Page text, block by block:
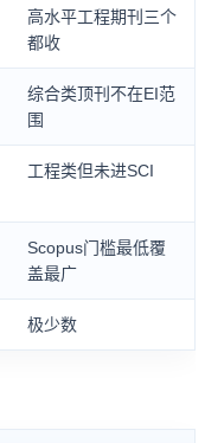
高水平工程期刊三个
都收
综合类顶刊不在EI范
围
工程类但未进SCI
Scopus门槛最低覆
盖最广
极少数